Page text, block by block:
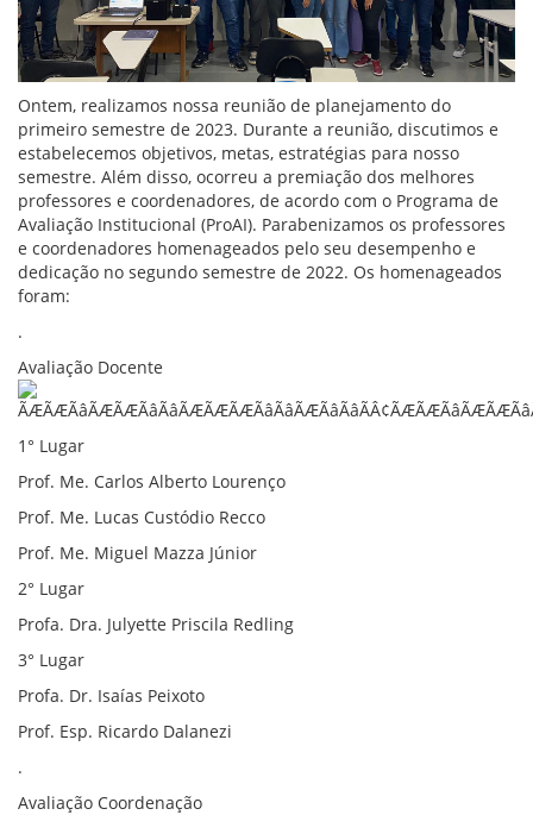
Ontem, realizamos nossa reunião de planejamento do
primeiro semestre de 2023. Durante a reunião, discutimos e
estabelecemos objetivos, metas, estratégias para nosso
semestre. Além disso, ocorreu a premiação dos melhores
professores e coordenadores, de acordo com o Programa de
Avaliação Institucional (ProAI). Parabenizamos os professores
e coordenadores homenageados pelo seu desempenho e
dedicação no segundo semestre de 2022. Os homenageados
foram:
.
Avaliação Docente
1° Lugar
Prof. Me. Carlos Alberto Lourenço
Prof. Me. Lucas Custódio Recco
Prof. Me. Miguel Mazza Júnior
2° Lugar
Profa. Dra. Julyette Priscila Redling
3° Lugar
Profa. Dr. Isaías Peixoto
Prof. Esp. Ricardo Dalanezi
.
Avaliação Coordenação